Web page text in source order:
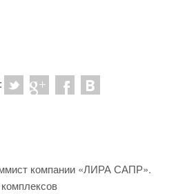
компании «ЛИРА САПР».